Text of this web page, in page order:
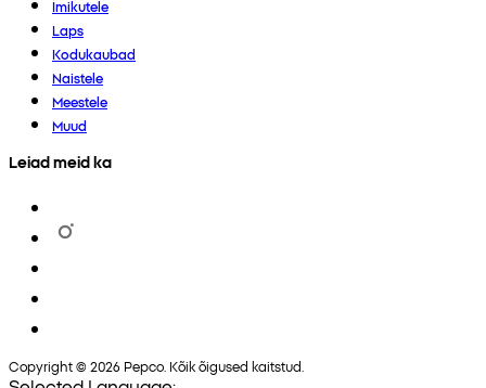
Imikutele
Laps
Kodukaubad
Naistele
Meestele
Muud
Leiad meid ka
Copyright © 2026 Pepco. Kõik õigused kaitstud.